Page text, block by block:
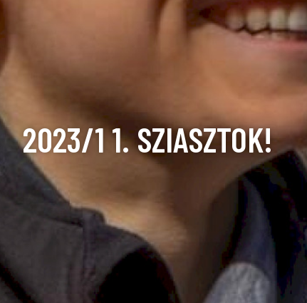
2023/1 1. SZIASZTOK!